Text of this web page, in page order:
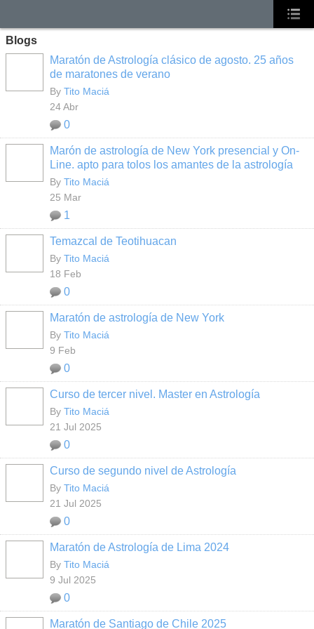
Blogs
Maratón de Astrología clásico de agosto. 25 años
de maratones de verano
By Tito Maciá
24 Abr
0
Marón de astrología de New York presencial y On-
Line. apto para tolos los amantes de la astrología
By Tito Maciá
25 Mar
1
Temazcal de Teotihuacan
By Tito Maciá
18 Feb
0
Maratón de astrología de New York
By Tito Maciá
9 Feb
0
Curso de tercer nivel. Master en Astrología
By Tito Maciá
21 Jul 2025
0
Curso de segundo nivel de Astrología
By Tito Maciá
21 Jul 2025
0
Maratón de Astrología de Lima 2024
By Tito Maciá
9 Jul 2025
0
Maratón de Santiago de Chile 2025